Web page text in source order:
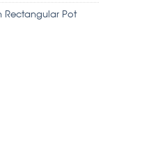
Pot